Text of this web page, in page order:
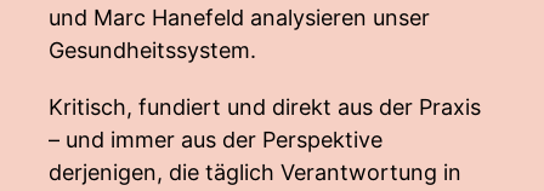
und Marc Hanefeld analysieren unser
Gesundheitssystem.
Kritisch, fundiert und direkt aus der Praxis
– und immer aus der Perspektive
derjenigen, die täglich Verantwortung in